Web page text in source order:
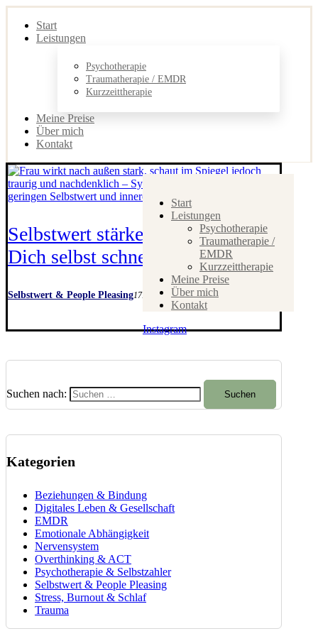
Start
Leistungen
Psychotherapie
Traumatherapie / EMDR
Kurzzeittherapie
Meine Preise
Über mich
Kontakt
Start
Leistungen
Psychotherapie
Traumatherapie /
EMDR
Kurzzeittherapie
Meine Preise
Über mich
Kontakt
Instagram
Selbstwert stärken: Warum Du
Dich selbst schnell infrage stellst
Selbstwert & People Pleasing17. Mai 2026
Suchen nach:
Kategorien
Beziehungen & Bindung
Digitales Leben & Gesellschaft
EMDR
Emotionale Abhängigkeit
Nervensystem
Overthinking & ACT
Psychotherapie & Selbstzahler
Selbstwert & People Pleasing
Stress, Burnout & Schlaf
Trauma